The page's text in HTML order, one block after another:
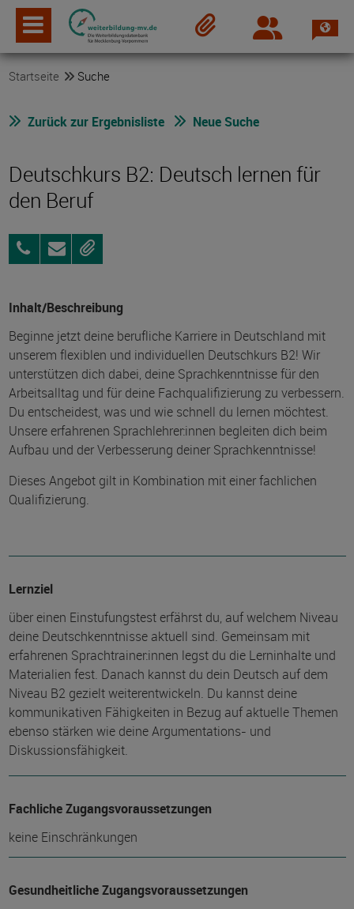
Login
Startseite Suche
Zurück zur Ergebnisliste Neue Suche
Deutschkurs B2: Deutsch lernen für
den Beruf
03843
859996-
AnfragenMerken
Inhalt/Beschreibung
Beginne jetzt deine berufliche Karriere in Deutschland mit
unserem flexiblen und individuellen Deutschkurs B2! Wir
unterstützen dich dabei, deine Sprachkenntnisse für den
Arbeitsalltag und für deine Fachqualifizierung zu verbessern.
Du entscheidest, was und wie schnell du lernen möchtest.
Unsere erfahrenen Sprachlehrer:innen begleiten dich beim
Aufbau und der Verbesserung deiner Sprachkenntnisse!
Dieses Angebot gilt in Kombination mit einer fachlichen
Qualifizierung.
Lernziel
über einen Einstufungstest erfährst du, auf welchem Niveau
deine Deutschkenntnisse aktuell sind. Gemeinsam mit
erfahrenen Sprachtrainer:innen legst du die Lerninhalte und
Materialien fest. Danach kannst du dein Deutsch auf dem
Niveau B2 gezielt weiterentwickeln. Du kannst deine
kommunikativen Fähigkeiten in Bezug auf aktuelle Themen
ebenso stärken wie deine Argumentations- und
Diskussionsfähigkeit.
Fachliche Zugangsvoraussetzungen
keine Einschränkungen
Gesundheitliche Zugangsvoraussetzungen